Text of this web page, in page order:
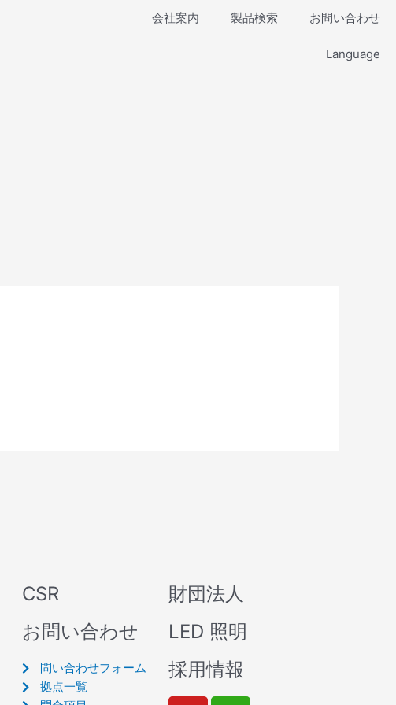
会社案内 製品検索 お問い合わせ
Language
CSR
お問い合わせ
問い合わせフォーム
拠点一覧
財団法人
LED 照明
採用情報